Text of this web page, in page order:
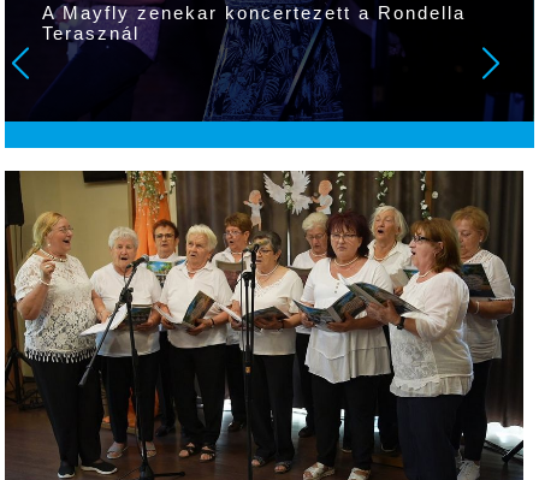
A Mayfly zenekar koncertezett a Rondella
Terasznál